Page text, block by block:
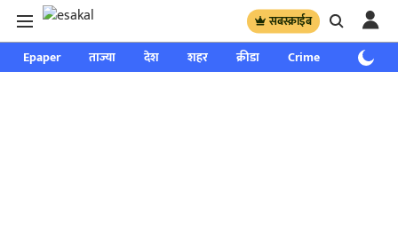
सबस्क्राईब
Epaper ताज्या देश शहर क्रीडा Crime साप्ताहिक